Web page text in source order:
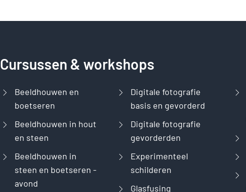
Cursussen & workshops
Beeldhouwen en
boetseren
Beeldhouwen in hout
en steen
Beeldhouwen in
steen en boetseren -
avond
Digitale fotografie
basis en gevorderd
Digitale fotografie
gevorderden
Experimenteel
schilderen
Glasfusing